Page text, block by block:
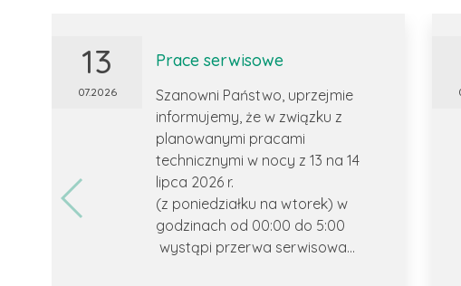
13
07.2026
Prace serwisowe
Szanowni Państwo, uprzejmie
informujemy, że w związku z
planowanymi pracami
technicznymi w nocy z 13 na 14
lipca 2026 r.
(z poniedziałku na wtorek) w
godzinach od 00:00 do 5:00
wystąpi przerwa serwisowa...